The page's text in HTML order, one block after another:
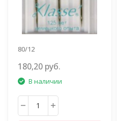
80/12
180,20 руб.
В наличии